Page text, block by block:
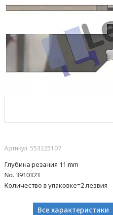
Артикул: 553225107
Глубина резания 11 mm
No. 3910323
Количество в упаковке=2 лезвия
Все характеристики